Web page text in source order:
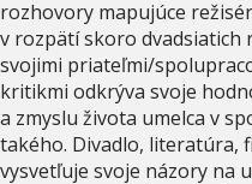
rozhovory mapujúce
v rozpätí skoro dvadsiatich
svojimi priateľmi/
kritikmi odkrýva svoje
a zmyslu života umelca v
takého. Divadlo, literatúra,
vysvetľuje svoje názory na